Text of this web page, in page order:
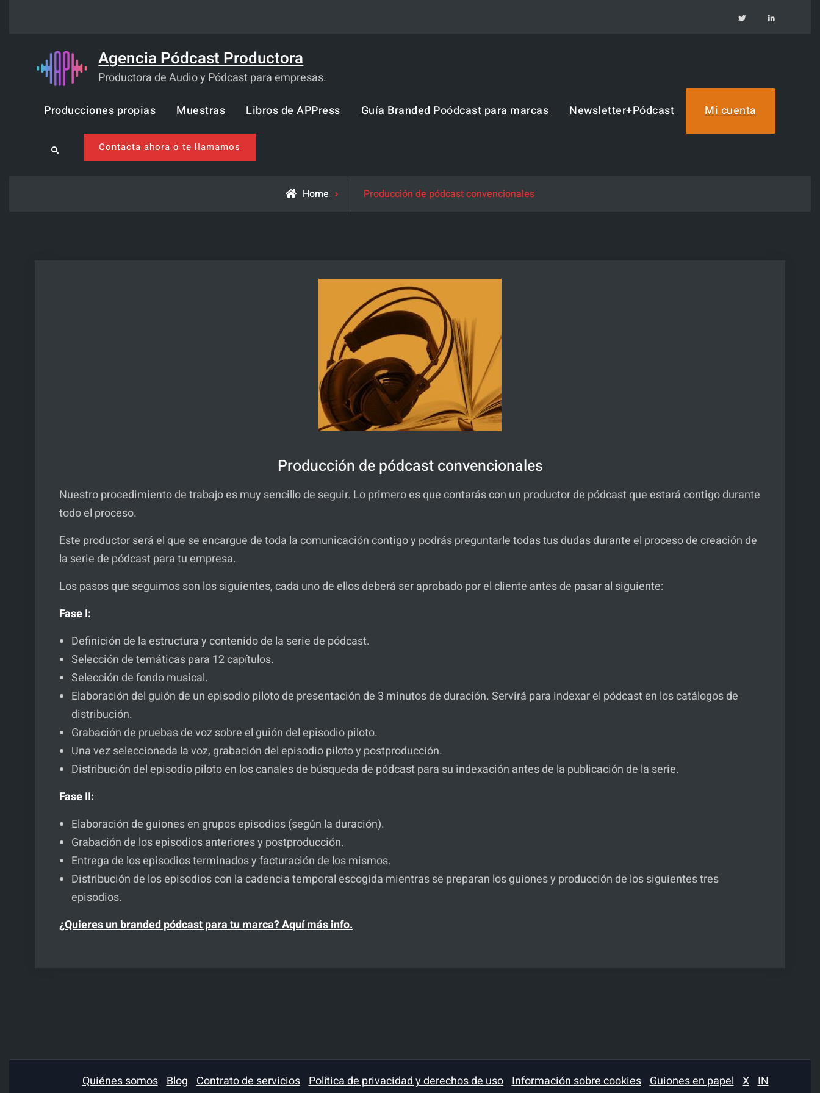
TW IN
Agencia Pódcast Productora
Productora de Audio y Pódcast para empresas.
Producciones propias
Muestras Libros de APPress Guía Branded Poódcast para marcas Newsletter+Pódcast Mi cuenta
Search Contacta ahora o te llamamos
Home Producción de pódcast convencionales
Producción de pódcast convencionales
Nuestro procedimiento de trabajo es muy sencillo de seguir. Lo primero es que contarás con un productor de pódcast que estará contigo durante
todo el proceso.
Este productor será el que se encargue de toda la comunicación contigo y podrás preguntarle todas tus dudas durante el proceso de creación de
la serie de pódcast para tu empresa.
Los pasos que seguimos son los siguientes, cada uno de ellos deberá ser aprobado por el cliente antes de pasar al siguiente:
Fase I:
Definición de la estructura y contenido de la serie de pódcast.
Selección de temáticas para 12 capítulos.
Selección de fondo musical.
Elaboración del guión de un episodio piloto de presentación de 3 minutos de duración. Servirá para indexar el pódcast en los catálogos de
distribución.
Grabación de pruebas de voz sobre el guión del episodio piloto.
Una vez seleccionada la voz, grabación del episodio piloto y postproducción.
Distribución del episodio piloto en los canales de búsqueda de pódcast para su indexación antes de la publicación de la serie.
Fase II:
Elaboración de guiones en grupos episodios (según la duración).
Grabación de los episodios anteriores y postproducción.
Entrega de los episodios terminados y facturación de los mismos.
Distribución de los episodios con la cadencia temporal escogida mientras se preparan los guiones y producción de los siguientes tres
episodios.
¿Quieres un branded pódcast para tu marca? Aquí más info.
Quiénes somos Blog Contrato de servicios Política de privacidad y derechos de uso Información sobre cookies Guiones en papel X IN